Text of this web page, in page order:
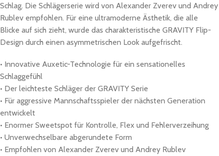
Schlag. Die Schlägerserie wird von Alexander Zverev und Andrey
Rublev empfohlen. Für eine ultramoderne Ästhetik, die alle
Blicke auf sich zieht, wurde das charakteristische GRAVITY Flip-
Design durch einen asymmetrischen Look aufgefrischt.
• Innovative Auxetic-Technologie für ein sensationelles
Schlaggefühl
• Der leichteste Schläger der GRAVITY Serie
• Für aggressive Mannschaftsspieler der nächsten Generation
entwickelt
• Enormer Sweetspot für Kontrolle, Flex und Fehlerverzeihung
• Unverwechselbare abgerundete Form
• Empfohlen von Alexander Zverev und Andrey Rublev